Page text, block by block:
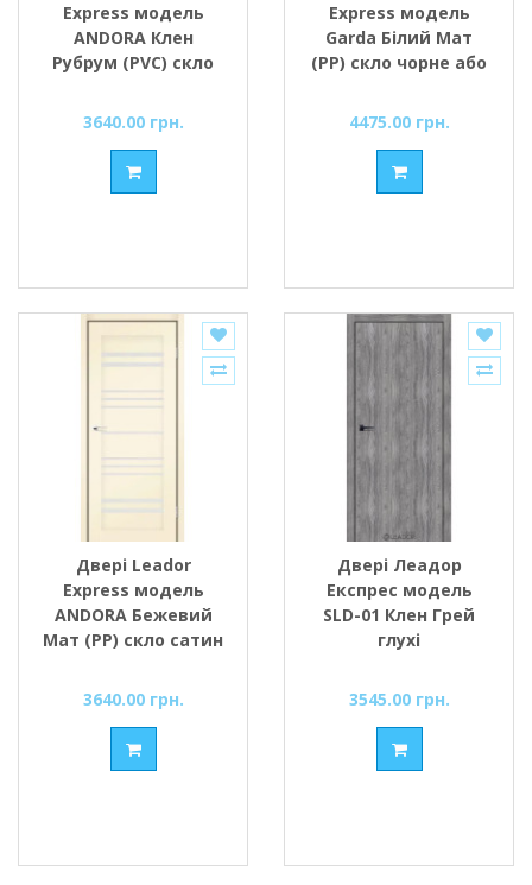
Express модель
ANDORA Клен
Рубрум (PVC) скло
3640.00 грн.
Express модель
Garda Білий Мат
(PP) скло чорне або
4475.00 грн.
Двері Leador
Express модель
ANDORA Бежевий
Мат (PP) скло сатин
3640.00 грн.
Двері Леадор
Експрес модель
SLD-01 Клен Грей
глухі
3545.00 грн.